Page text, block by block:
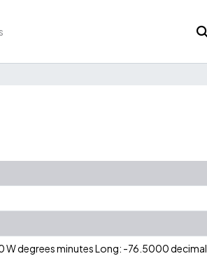
W degrees minutes Long: -76.5000 decimal